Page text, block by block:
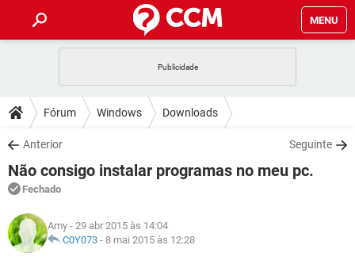
MENU
CELULAR FACEBOOK
OUTLOOK
INSTAGRAM GMAIL
GUIA DE COMPRAS
DICAS
JOGOS WHATSAPP
OUTLOOK
INSTAGRAM
GUIA DE COMPRAS
DOWNLOADS
JOGOS WHATSAPP
CELULAR
OUTLOOK
INSTAGRAM
FÓRUM
JOGOS
CELULAR FACEBOOK
GLOSSÁRIO
JOGOS
Fórum Windows Downloads
Anterior Seguinte
Não consigo instalar programas no meu pc.
Fechado
Amy - 29 abr 2015 às 14:04
C0Y073 - 8 mai 2015 às 12:28